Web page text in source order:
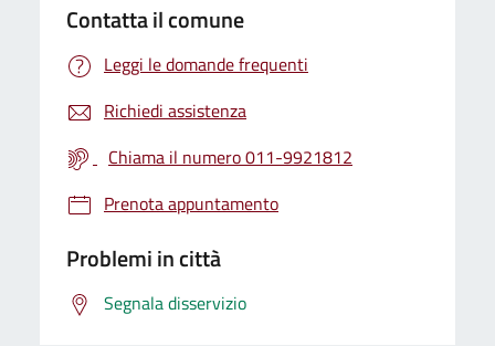
Contatta il comune
Leggi le domande frequenti
Richiedi assistenza
Chiama il numero 011-9921812
Prenota appuntamento
Problemi in città
Segnala disservizio